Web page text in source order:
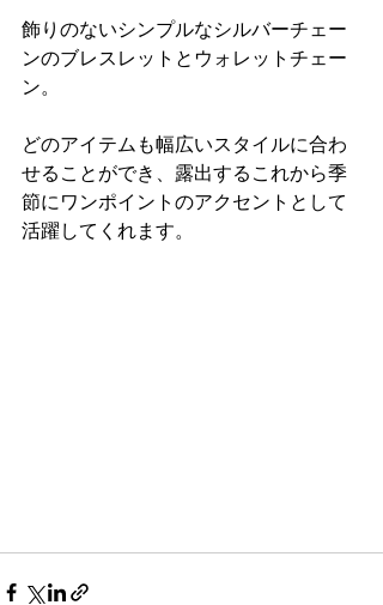
飾りのないシンプルなシルバーチェー
ンのブレスレットとウォレットチェー
ン。
どのアイテムも幅広いスタイルに合わ
せることができ、露出するこれから季
節にワンポイントのアクセントとして
活躍してくれます。